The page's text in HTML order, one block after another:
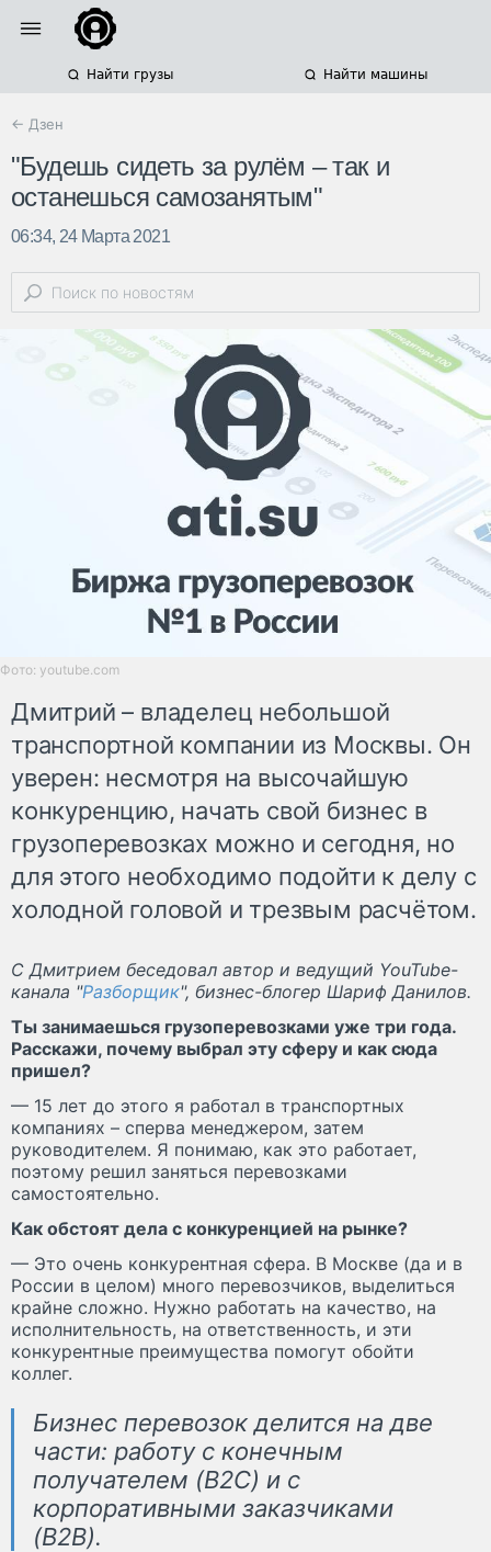
Найти грузы Найти машины
← Дзен
"Будешь сидеть за рулём – так и
останешься самозанятым"
06:34, 24 Марта 2021
Фото: youtube.com
Дмитрий – владелец небольшой
транспортной компании из Москвы. Он
уверен: несмотря на высочайшую
конкуренцию, начать свой бизнес в
грузоперевозках можно и сегодня, но
для этого необходимо подойти к делу с
холодной головой и трезвым расчётом.
С Дмитрием беседовал автор и ведущий YouTube-
канала "Разборщик", бизнес-блогер Шариф Данилов.
Ты занимаешься грузоперевозками уже три года.
Расскажи, почему выбрал эту сферу и как сюда
пришел?
— 15 лет до этого я работал в транспортных
компаниях – сперва менеджером, затем
руководителем. Я понимаю, как это работает,
поэтому решил заняться перевозками
самостоятельно.
Как обстоят дела с конкуренцией на рынке?
— Это очень конкурентная сфера. В Москве (да и в
России в целом) много перевозчиков, выделиться
крайне сложно. Нужно работать на качество, на
исполнительность, на ответственность, и эти
конкурентные преимущества помогут обойти
коллег.
Бизнес перевозок делится на две
части: работу с конечным
получателем (B2C) и с
корпоративными заказчиками
(B2B).